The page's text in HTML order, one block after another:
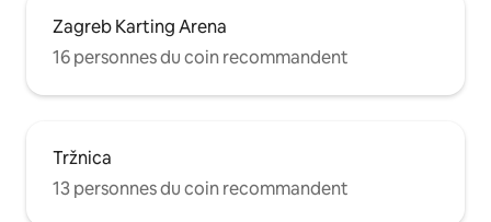
Zagreb Karting Arena
16 personnes du coin recommandent
Tržnica
13 personnes du coin recommandent